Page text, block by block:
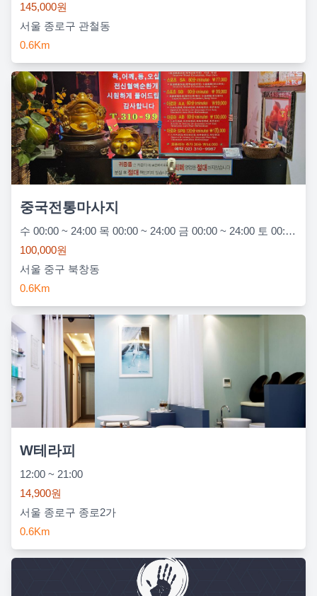
145,000원
서울 종로구 관철동
0.6Km
중국전통마사지
수 00:00 ~ 24:00 목 00:00 ~ 24:00 금 00:00 ~ 24:00 토 00:00 ~ 24:00 일 00:00 ~ 24:00 월 00:00 ~ 24:00 화 00:00 ~ 24:00
100,000원
서울 중구 북창동
0.6Km
W테라피
12:00 ~ 21:00
14,900원
서울 종로구 종로2가
0.6Km